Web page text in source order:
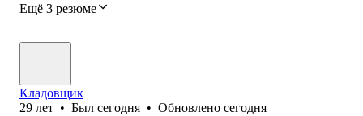
Ещё 3 резюме
Кладовщик
29 лет • Был сегодня • Обновлено сегодня